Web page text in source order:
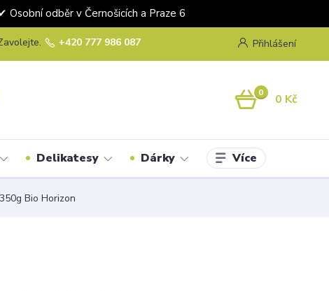
odběr v Černošicích a Praze 6
Přihlášení
+420 777 986 087
0 0 Kč
Delikatesy Dárky Více
Bio Horizon